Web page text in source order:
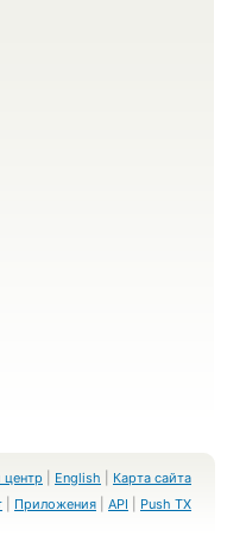
English
Карта сайта
Приложения API Push TX